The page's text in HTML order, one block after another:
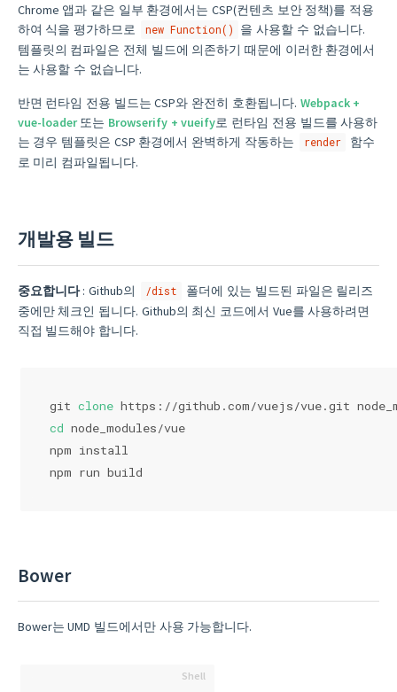
Chrome 앱과 같은 일부 환경에서는 CSP(컨텐츠 보안 정책)를 적용
하여 식을 평가하므로
new Function()
을 사용할 수 없습니다.
템플릿의 컴파일은 전체 빌드에 의존하기 때문에 이러한 환경에서
는 사용할 수 없습니다.
반면 런타임 전용 빌드는 CSP와 완전히 호환됩니다. Webpack +
vue-loader또는 Browserify + vueify로 런타임 전용 빌드를 사용하
는 경우 템플릿은 CSP 환경에서 완벽하게 작동하는
render
함수
로 미리 컴파일됩니다.
개발용 빌드
중요합니다: Github의 /dist
폴더에 있는 빌드된 파일은 릴리즈
중에만 체크인 됩니다. Github의 최신 코드에서 Vue를 사용하려면
직접 빌드해야 합니다.
git clone https://github.com/vuejs/vue.git
cd node_modules/vue
npm install
npm run build
Bower
Bower는 UMD 빌드에서만 사용 가능합니다.